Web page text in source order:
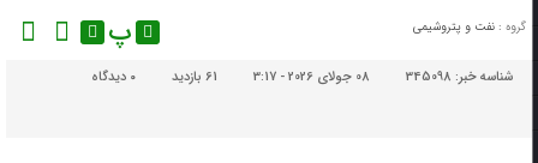
گروه : نفت و پتروشیمی پ
شناسه خبر:345098 08 جولای 2026 - 3:17 61 بازدید دیدگاه